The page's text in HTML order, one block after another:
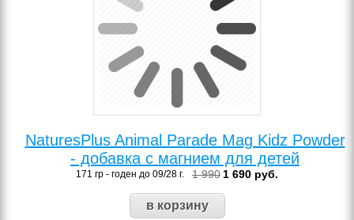
NaturesPlus Animal Parade Mag Kidz Powder
- добавка с магнием для детей
171 гр - годен до 09/28 г. 1 990 1 690 руб.